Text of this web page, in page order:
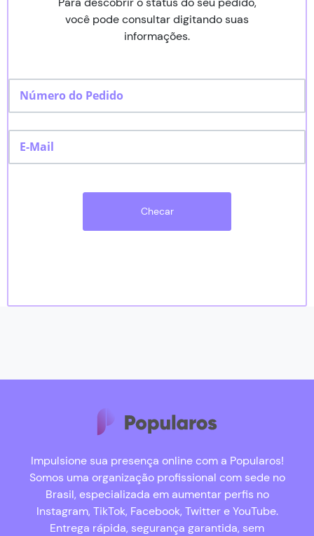
Seguidores TikTok
Status do Pedido
Contato
você pode consultar digitando suas
informações.
Checar
Impulsione sua presença online com a Popularos!
Somos uma organização profissional com sede no
Brasil, especializada em aumentar perfis no
Instagram, TikTok, Facebook, Twitter e YouTube.
Entrega rápida, segurança garantida, sem